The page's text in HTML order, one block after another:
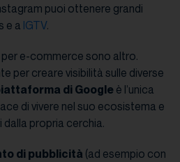
puoi ottenere grandi
e a IGTV.
e-commerce sono altro.
per creare visibilità sulle diverse
di Google è l’unica
di vivere nel suo ecosistema e
propria cerchia.
di pubblicità (ad esempio con